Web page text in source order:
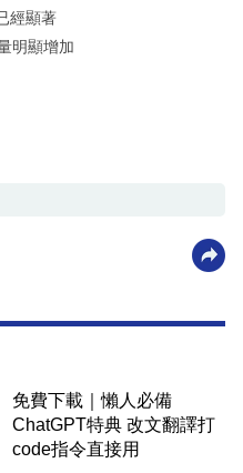
經顯著
明顯增加
免費下載｜懶人必備
ChatGPT特典 改文翻譯打
code指令直接用